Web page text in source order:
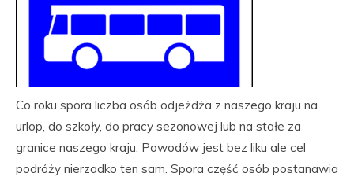
Co roku spora liczba osób odjeżdża z naszego kraju na
urlop, do szkoły, do pracy sezonowej lub na stałe za
granice naszego kraju. Powodów jest bez liku ale cel
podróży nierzadko ten sam. Spora część osób postanawia